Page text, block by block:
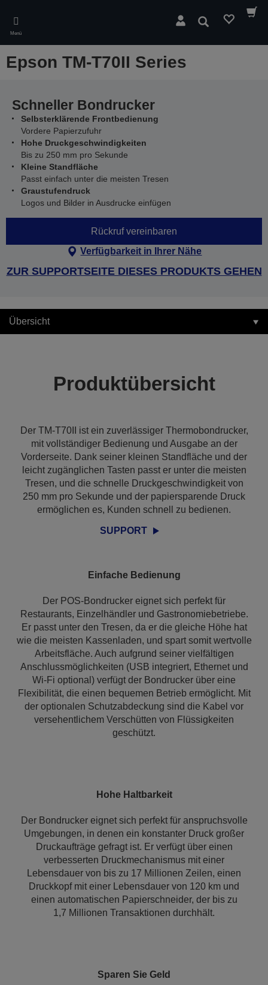
main
content
Menü
Suchen
Epson TM-T70II Series
Schneller Bondrucker
Selbsterklärende Frontbedienung
Vordere Papierzufuhr
Hohe Druckgeschwindigkeiten
Bis zu 250 mm pro Sekunde
Kleine Standfläche
Passt einfach unter die meisten Tresen
Graustufendruck
Logos und Bilder in Ausdrucke einfügen
Rückruf vereinbaren
Verfügbarkeit in Ihrer Nähe
ZUR SUPPORTSEITE DIESES PRODUKTS GEHEN
Übersicht
Produktübersicht
Der TM-T70II ist ein zuverlässiger Thermobondrucker,
mit vollständiger Bedienung und Ausgabe an der
Vorderseite. Dank seiner kleinen Standfläche und der
leicht zugänglichen Tasten passt er unter die meisten
Tresen, und die schnelle Druckgeschwindigkeit von
250 mm pro Sekunde und der papiersparende Druck
ermöglichen es, Kunden schnell zu bedienen.
SUPPORT
Einfache Bedienung
Der POS-Bondrucker eignet sich perfekt für
Restaurants, Einzelhändler und Gastronomiebetriebe.
Er passt unter den Tresen, da er die gleiche Höhe hat
wie die meisten Kassenladen, und spart somit wertvolle
Arbeitsfläche. Auch aufgrund seiner vielfältigen
Anschlussmöglichkeiten (USB integriert, Ethernet und
Wi-Fi optional) verfügt der Bondrucker über eine
Flexibilität, die einen bequemen Betrieb ermöglicht. Mit
der optionalen Schutzabdeckung sind die Kabel vor
versehentlichem Verschütten von Flüssigkeiten
geschützt.
Hohe Haltbarkeit
Der Bondrucker eignet sich perfekt für anspruchsvolle
Umgebungen, in denen ein konstanter Druck großer
Druckaufträge gefragt ist. Er verfügt über einen
verbesserten Druckmechanismus mit einer
Lebensdauer von bis zu 17 Millionen Zeilen, einen
Druckkopf mit einer Lebensdauer von 120 km und
einen automatischen Papierschneider, der bis zu
1,7 Millionen Transaktionen durchhält.
Sparen Sie Geld